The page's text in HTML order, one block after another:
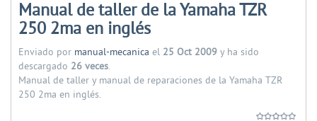
Manual de taller de la Yamaha TZR
250 2ma en inglés
Enviado por manual-mecanica el 25 Oct 2009 y ha sido
descargado 26 veces.
Manual de taller y manual de reparaciones de la Yamaha TZR
250 2ma en inglés.